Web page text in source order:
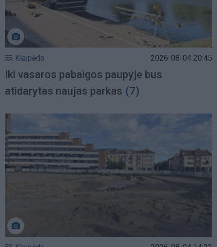
Klaipėda 2026-08-04 20:45
Iki vasaros pabaigos paupyje bus
atidarytas naujas parkas (7)